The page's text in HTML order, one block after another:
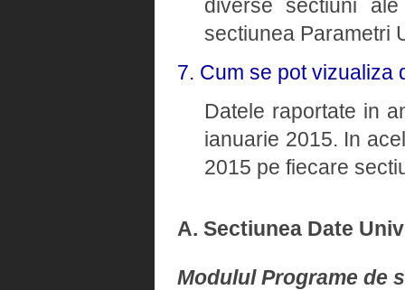
diverse sectiuni
sectiunea Parametri
7. Cum se pot vizualiza
Datele raportate in
ianuarie 2015. In
2015 pe fiecare
A. Sectiunea Date
Modulul Programe de